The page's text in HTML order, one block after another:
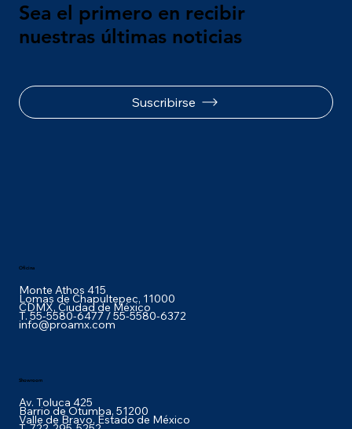
Sea el primero en recibir
nuestras últimas noticias
Suscribirse
Oficina
Monte Athos 415
Lomas de Chapultepec, 11000
CDMX, Ciudad de México
T. 55-5580-6477 / 55-5580-6372
info@proamx.com
Showroom
Av. Toluca 425
Barrio de Otumba, 51200
Valle de Bravo, Estado de México